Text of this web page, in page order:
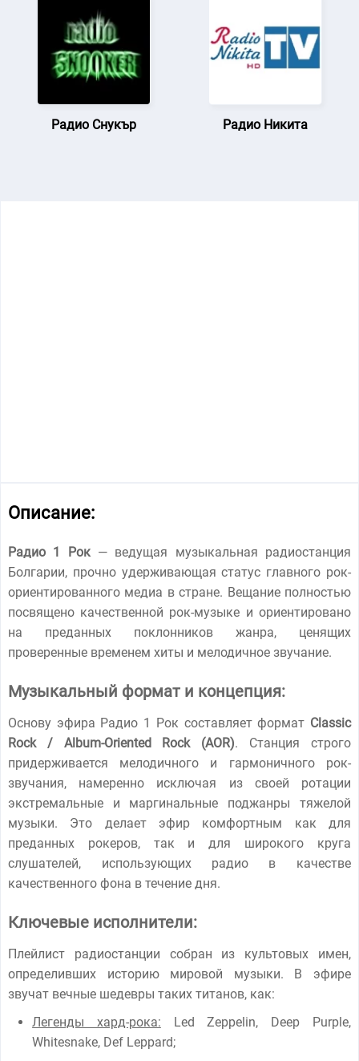
Радио Снукър Радио Никита
Описание:
Радио 1 Рок— ведущая музыкальная радиостанция
Болгарии, прочно удерживающая статус главного рок-
ориентированного медиа в стране. Вещание полностью
посвящено качественной рок-музыке и ориентировано
на преданных поклонников жанра, ценящих
проверенные временем хиты и мелодичное звучание.
Музыкальный формат и концепция:
Основу эфира Радио 1 Рок составляет формат Classic
Rock / Album-Oriented Rock (AOR). Станция строго
придерживается мелодичного и гармоничного рок-
звучания, намеренно исключая из своей ротации
экстремальные и маргинальные поджанры тяжелой
музыки. Это делает эфир комфортным как для
преданных рокеров, так и для широкого круга
слушателей, использующих радио в качестве
качественного фона в течение дня.
Ключевые исполнители:
Плейлист радиостанции собран из культовых имен,
определивших историю мировой музыки. В эфире
звучат вечные шедевры таких титанов, как:
Легенды хард-рока: Led Zeppelin, Deep Purple,
Whitesnake, Def Leppard;